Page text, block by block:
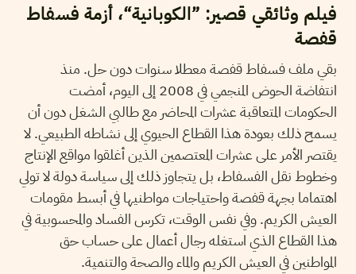
فيلم وثائقي قصير: ”الكوبانية“، أزمة فسفاط
قفصة
بقي ملف فسفاط قفصة معطلا سنوات دون حل. منذ
انتفاضة الحوض المنجمي في 2008 إلى اليوم، أمضت
الحكومات المتعاقبة عشرات المحاضر مع طالبي الشغل دون أن
يسمح ذلك بعودة هذا القطاع الحيوي إلى نشاطه الطبيعي. لا
يقتصر الأمر على عشرات المعتصمين الذين أغلقوا مواقع الإنتاج
وخطوط نقل الفسفاط، بل يتجاوز ذلك إلى سياسة دولة لا تولي
اهتماما بجهة قفصة واحتياجات مواطنيها في أبسط مقومات
العيش الكريم. وفي نفس الوقت، تكرس الفساد والمحسوبية في
هذا القطاع الذي استغله رجال أعمال على حساب حق
المواطنين في العيش الكريم والماء والصحة والتنمية.